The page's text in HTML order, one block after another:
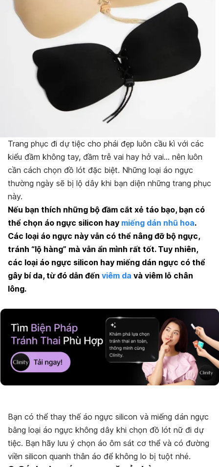
Trang phục đi dự tiệc cho phái đẹp luôn cầu kì với các
kiểu đầm không tay, đầm trễ vai hay hở vai… nên luôn
cần cách chọn đồ lót đặc biệt. Những loại áo ngực
thường ngày sẽ bị lộ dây khi bạn diện những trang phục
này.
Nếu bạn thích những bộ đầm cắt xẻ táo bạo, bạn có
thể chọn áo ngực silicon hay miếng dán nhũ hoa.
Các loại áo ngực này vẫn có thể nâng đỡ bộ ngực,
tránh “lộ hàng” mà vẫn ẩn mình rất tốt. Tuy nhiên,
các loại áo ngực silicon hay miếng dán ngực có thể
gây bí da, từ đó dẫn đến viêm da và viêm lỗ chân
lông.
Bạn có thể thay thế áo ngực silicon và miếng dán ngực
bằng loại áo ngực không dây khi chọn đồ lót nữ đi dự
tiệc. Bạn hãy lưu ý chọn áo ôm sát cơ thể và có đường
viền silicon quanh thân áo để không lo bị tuột nhé.